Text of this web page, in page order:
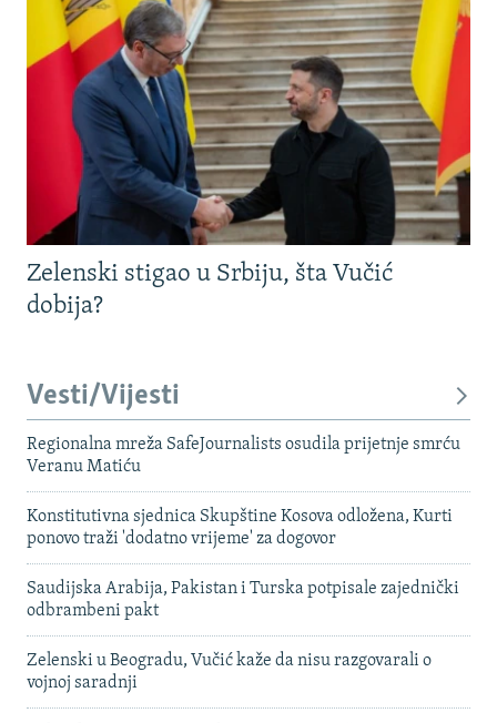
Zelenski stigao u Srbiju, šta Vučić
dobija?
Vesti/Vijesti
Regionalna mreža SafeJournalists osudila prijetnje smrću
Veranu Matiću
Konstitutivna sjednica Skupštine Kosova odložena, Kurti
ponovo traži 'dodatno vrijeme' za dogovor
Saudijska Arabija, Pakistan i Turska potpisale zajednički
odbrambeni pakt
Zelenski u Beogradu, Vučić kaže da nisu razgovarali o
vojnoj saradnji